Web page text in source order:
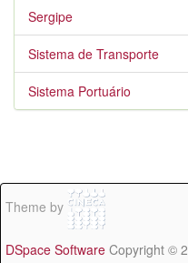
Sergipe
Sistema de Transporte
Sistema Portuário
Theme by
DSpace Software Copyright ©